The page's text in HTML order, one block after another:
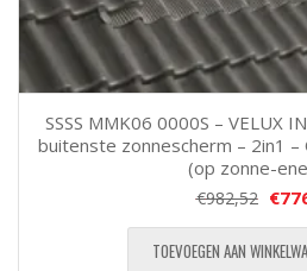
SSSS MMK06 0000S – VELUX
buitenste zonnescherm – 2in1
(op zonne-
€982,52 €
TOEVOEGEN AAN